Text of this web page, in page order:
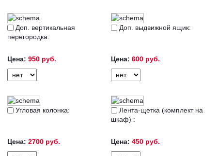
Доп. вертикальная
перегородка:
Цена: 950 руб.
Доп. выдвижной ящик:
Цена: 600 руб.
Угловая колонка:
Цена: 2700 руб.
Лента-щетка (комплект на
шкаф) :
Цена: 450 руб.